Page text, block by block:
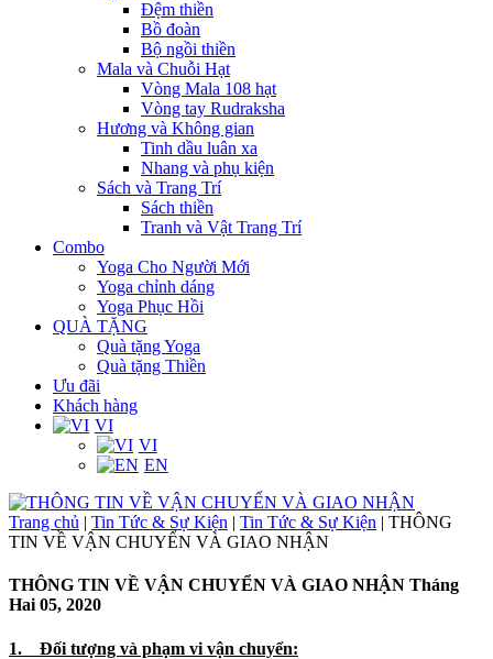
Đệm thiền
Bồ đoàn
Bộ ngồi thiền
Mala và Chuỗi Hạt
Vòng Mala 108 hạt
Vòng tay Rudraksha
Hương và Không gian
Tinh dầu luân xa
Nhang và phụ kiện
Sách và Trang Trí
Sách thiền
Tranh và Vật Trang Trí
Combo
Yoga Cho Người Mới
Yoga chỉnh dáng
Yoga Phục Hồi
QUÀ TẶNG
Quà tặng Yoga
Quà tặng Thiền
Ưu đãi
Khách hàng
VI
VI
EN
Trang chủ | Tin Tức & Sự Kiện | Tin Tức & Sự Kiện | THÔNG
TIN VỀ VẬN CHUYỂN VÀ GIAO NHẬN
THÔNG TIN VỀ VẬN CHUYỂN VÀ GIAO NHẬN Tháng
Hai 05, 2020
1. Đối tượng và phạm vi vận chuyển: